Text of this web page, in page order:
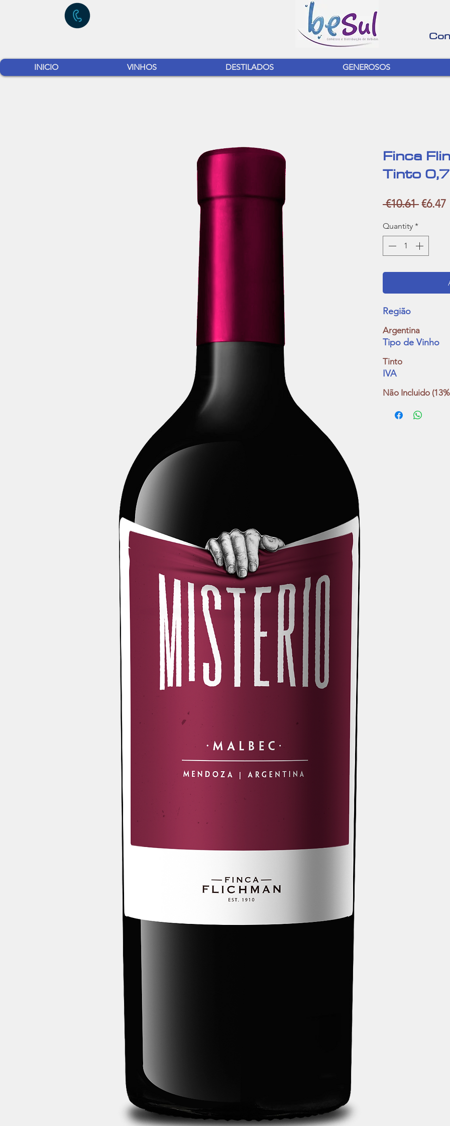
INICIO VINHOS DESTILADOS GENEROSOS
Finca
Tinto
€10.61 Regular
€6.47
Quantity *
Região
Argentina
Tipo de Vinho
Tinto
IVA
Não Incluido